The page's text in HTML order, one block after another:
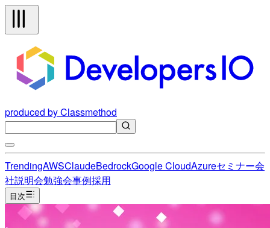
produced by Classmethod
TrendingAWSClaudeBedrockGoogle CloudAzureセミナー会
社説明会勉強会事例採用
目次